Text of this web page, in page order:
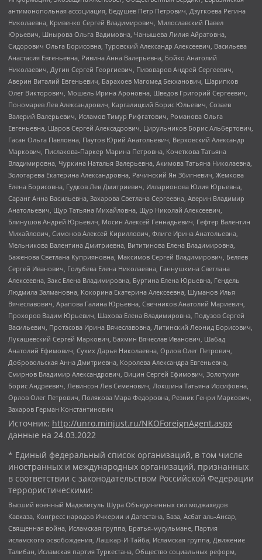
антимонопольная ассоциация, Бедушев Петр Петрович, Дзугкоева Регина
Николаевна, Кривенко Сергей Владимирович, Милославский Павел
Юрьевич, Шнырова Ольга Вадимовна, Чанышева Лилия Айратовна,
Сидорович Ольга Борисовна, Туровский Александр Алексеевич, Васильева
Анастасия Евгеньевна, Ривина Анна Валерьевна, Бойко Анатолий
Николаевич, Дугин Сергей Георгиевич, Пивоваров Андрей Сергеевич,
Аверин Виталий Евгеньевич, Барахоев Магомед Бекханович, Шарипков
Олег Викторович, Мошель Ирина Ароновна, Шведов Григорий Сергеевич,
Пономарев Лев Александрович, Каргалицкий Борис Юльевич, Созаев
Валерий Валерьевич, Исламов Тимур Рифгатович, Романова Ольга
Евгеньевна, Щаров Сергей Алексадрович, Цирульников Борис Альбертович,
Гасан Ольга Павловна, Паутов Юрий Анатольевич, Верховский Александр
Маркович, Пислакова-Паркер Марина Петровна, Кочеткова Татьяна
Владимировна, Чуркина Наталья Валерьевна, Акимова Татьяна Николаевна,
Золотарева Екатерина Александровна, Рачинский Ян Збигневич, Жемкова
Елена Борисовна, Гудков Лев Дмитриевич, Илларионова Юлия Юрьевна,
Саранг Анна Васильевна, Захарова Светлана Сергеевна, Аверин Владимир
Анатольевич, Щур Татьяна Михайловна, Щур Николай Алексеевич,
Блинушов Андрей Юрьевич, Мосин Алексей Геннадьевич, Гефтер Валентин
Михайлович, Симонов Алексей Кириллович, Флиге Ирина Анатольевна,
Мельникова Валентина Дмитриевна, Вититинова Елена Владимировна,
Баженова Светлана Куприяновна, Максимов Сергей Владимирович, Беляев
Сергей Иванович, Голубева Елена Николаевна, Ганнушкина Светлана
Алексеевна, Закс Елена Владимировна, Буртина Елена Юрьевна, Гендель
Людмила Залмановна, Кокорина Екатерина Алексеевна, Шуманов Илья
Вячеславович, Арапова Галина Юрьевна, Свечников Анатолий Мариевич,
Прохоров Вадим Юрьевич, Шахова Елена Владимировна, Подузов Сергей
Васильевич, Протасова Ирина Вячеславовна, Литинский Леонид Борисович,
Лукашевский Сергей Маркович, Бахмин Вячеслав Иванович, Шабад
Анатолий Ефимович, Сухих Дарья Николаевна, Орлов Олег Петрович,
Добровольская Анна Дмитриевна, Королева Александра Евгеньевна,
Смирнов Владимир Александрович, Вицин Сергей Ефимович, Золотухин
Борис Андреевич, Левинсон Лев Семенович, Локшина Татьяна Иосифовна,
Орлов Олег Петрович, Полякова Мара Федоровна, Резник Генри Маркович,
Захаров Герман Константинович
Источник: http://unro.minjust.ru/NKOForeignAgent.aspx
данные на 24.03.2022
* Единый федеральный список организаций, в том числе
иностранных и международных организаций, признанных
в соответствии с законодательством Российской Федерации
террористическими:
Высший военный Маджлисуль Шура Объединенных сил моджахедов
Кавказа, Конгресс народов Ичкерии и Дагестана, База, Асбат аль-Ансар,
Священная война, Исламская группа, Братья-мусульмане, Партия
исламского освобождения, Лашкар-И-Тайба, Исламская группа, Движение
Талибан, Исламская партия Туркестана, Общество социальных реформ,